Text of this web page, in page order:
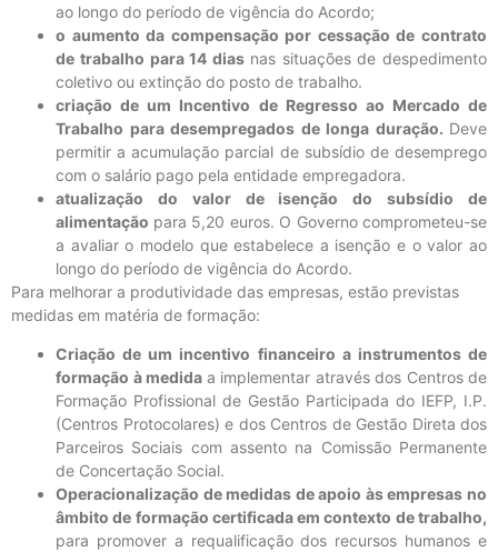
ao longo do período de vigência do Acordo;
o aumento da compensação por cessação de contrato
de trabalho para 14 dias nas situações de despedimento
coletivo ou extinção do posto de trabalho.
criação de um Incentivo de Regresso ao Mercado de
Trabalho para desempregados de longa duração. Deve
permitir a acumulação parcial de subsídio de desemprego
com o salário pago pela entidade empregadora.
atualização do valor de isenção do subsídio de
alimentação para 5,20 euros. O Governo comprometeu-se
a avaliar o modelo que estabelece a isenção e o valor ao
longo do período de vigência do Acordo.
Para melhorar a produtividade das empresas, estão previstas
medidas em matéria de formação:
Criação de um incentivo financeiro a instrumentos de
formação à medida a implementar através dos Centros de
Formação Profissional de Gestão Participada do IEFP, I.P.
(Centros Protocolares) e dos Centros de Gestão Direta dos
Parceiros Sociais com assento na Comissão Permanente
de Concertação Social.
Operacionalização de medidas de apoio às empresas no
âmbito de formação certificada em contexto de trabalho,
para promover a requalificação dos recursos humanos e